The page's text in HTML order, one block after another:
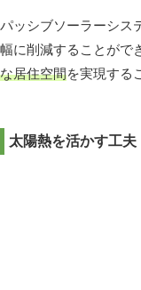
パッシブソーラーシス
幅に削減することがで
な居住空間を実現する
太陽熱を活かす工